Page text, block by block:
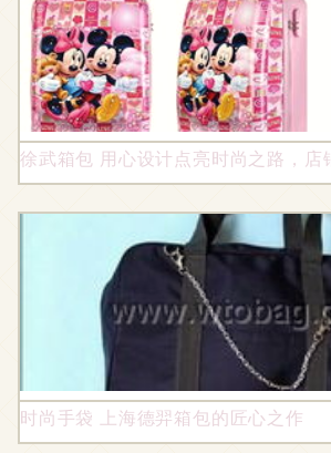
徐武箱包 用心设计点亮时尚之路，店
时尚手袋 上海德羿箱包的匠心之作